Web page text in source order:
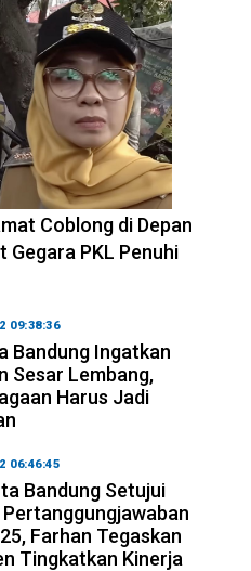
Coblong di Depan
Gegara PKL Penuhi
09:38:36
Bandung Ingatkan
Sesar Lembang,
Harus Jadi
06:46:45
Bandung Setujui
Pertanggungjawaban
Farhan Tegaskan
Tingkatkan Kinerja